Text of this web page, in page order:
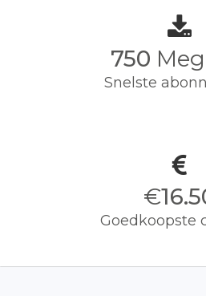
750
Snelste
€
Goedkoopste